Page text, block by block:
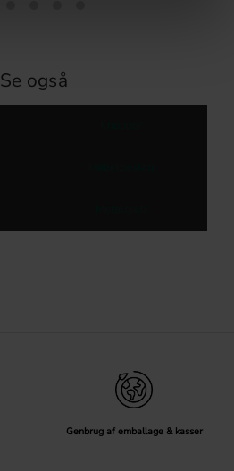
Se også
Genbrug af emballage & kasser